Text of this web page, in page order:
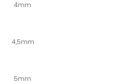
4mm
4,5mm
5mm